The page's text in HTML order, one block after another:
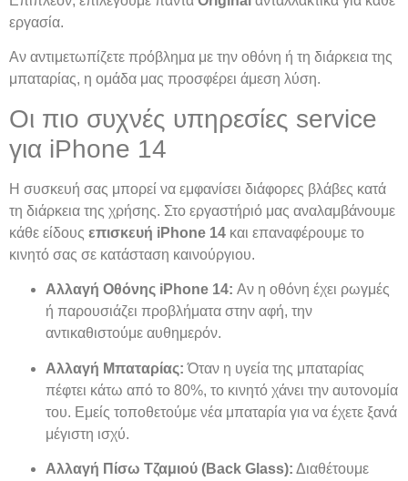
εργασία.
Αν αντιμετωπίζετε πρόβλημα με την οθόνη ή τη διάρκεια της
μπαταρίας, η ομάδα μας προσφέρει άμεση λύση.
Οι πιο συχνές υπηρεσίες service
για iPhone 14
Η συσκευή σας μπορεί να εμφανίσει διάφορες βλάβες κατά
τη διάρκεια της χρήσης. Στο εργαστήριό μας αναλαμβάνουμε
κάθε είδους επισκευή iPhone 14 και επαναφέρουμε το
κινητό σας σε κατάσταση καινούργιου.
Αλλαγή Οθόνης iPhone 14: Αν η οθόνη έχει ρωγμές
ή παρουσιάζει προβλήματα στην αφή, την
αντικαθιστούμε αυθημερόν.
Αλλαγή Μπαταρίας: Όταν η υγεία της μπαταρίας
πέφτει κάτω από το 80%, το κινητό χάνει την αυτονομία
του. Εμείς τοποθετούμε νέα μπαταρία για να έχετε ξανά
μέγιστη ισχύ.
Αλλαγή Πίσω Τζαμιού (Back Glass): Διαθέτουμε